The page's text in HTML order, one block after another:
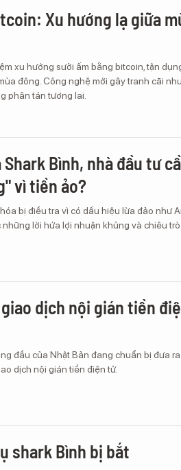
Xu hướng lạ giữa
xu hướng sưởi ấm bằng bitcoin, tận
đông. Công nghệ mới gây tranh cãi
phân tán tương lai.
Bình, nhà đầu tư
vì tiền ảo?
bị điều tra vì có dấu hiệu lừa đảo như
lời hứa lợi nhuận khủng và chiêu
dịch nội gián tiền
đầu của Nhật Bản đang chuẩn bị đưa
dịch nội gián tiền điện tử.
shark Bình bị bắt